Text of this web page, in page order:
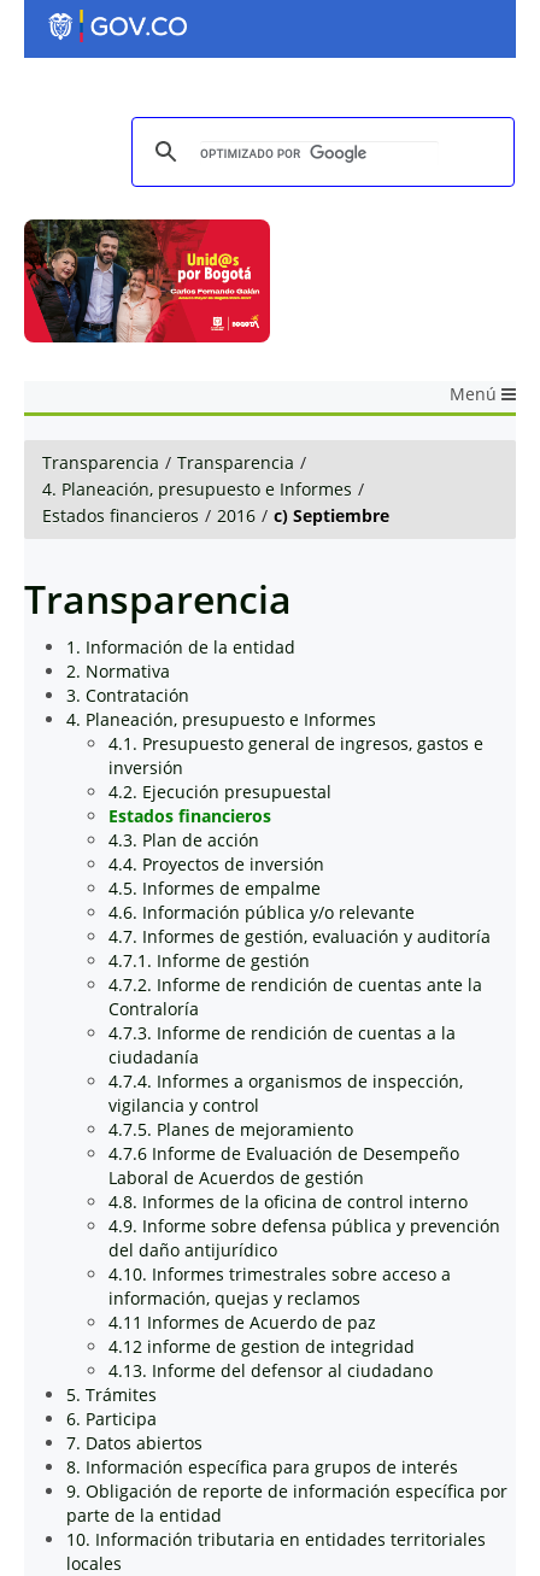
Menú
Transparencia / Transparencia /
4. Planeación, presupuesto e Informes /
Estados financieros / 2016 / c) Septiembre
Transparencia
1. Información de la entidad
2. Normativa
3. Contratación
4. Planeación, presupuesto e Informes
4.1. Presupuesto general de ingresos, gastos e
inversión
4.2. Ejecución presupuestal
Estados financieros
4.3. Plan de acción
4.4. Proyectos de inversión
4.5. Informes de empalme
4.6. Información pública y/o relevante
4.7. Informes de gestión, evaluación y auditoría
4.7.1. Informe de gestión
4.7.2. Informe de rendición de cuentas ante la
Contraloría
4.7.3. Informe de rendición de cuentas a la
ciudadanía
4.7.4. Informes a organismos de inspección,
vigilancia y control
4.7.5. Planes de mejoramiento
4.7.6 Informe de Evaluación de Desempeño
Laboral de Acuerdos de gestión
4.8. Informes de la oficina de control interno
4.9. Informe sobre defensa pública y prevención
del daño antijurídico
4.10. Informes trimestrales sobre acceso a
información, quejas y reclamos
4.11 Informes de Acuerdo de paz
4.12 informe de gestion de integridad
4.13. Informe del defensor al ciudadano
5. Trámites
6. Participa
7. Datos abiertos
8. Información específica para grupos de interés
9. Obligación de reporte de información específica por
parte de la entidad
10. Información tributaria en entidades territoriales
locales